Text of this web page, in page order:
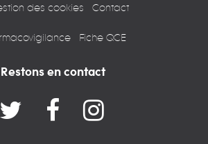
des cookies Contact
Fiche QCE
Restons en contact